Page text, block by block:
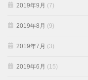
2019年9月 (7)
2019年8月 (9)
2019年7月 (3)
2019年6月 (15)